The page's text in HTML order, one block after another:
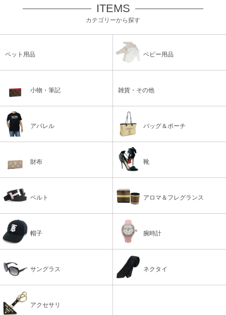
ITEMS
カテゴリーから探す
ペット用品 ベビー用品
小物・筆記 雑貨・その他
アパレル バッグ＆ポーチ
財布 靴
ベルト アロマ＆フレグランス
帽子 腕時計
サングラス ネクタイ
アクセサリ